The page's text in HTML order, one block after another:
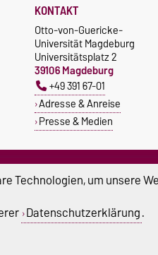
KONTAKT
Otto-von-Guericke-
Universität Magdeburg
Universitätsplatz 2
39106 Magdeburg
+49 391 67-01
Adresse & Anreise
Presse & Medien
STUDIUM & CAMPUS
Stipendien
Studentenwerk
Unishop
Technologien, um unsere
Datenschutzerklärung.